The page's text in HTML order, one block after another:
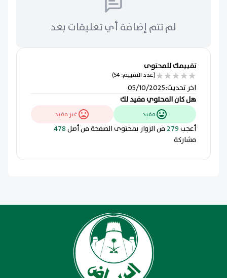
لم تتم إضافة أي تعليقات بعد
تقييمك للمحتوى
★
★
★
★
★(عدد التقييم: 54)
اخر تحديث:
05/10/2025
هل كان المحتوي مفيد لك
مفيد غير مفيد
أعجب279 من الزوار بمحتوى الصفحة من أصل478
مشاركة